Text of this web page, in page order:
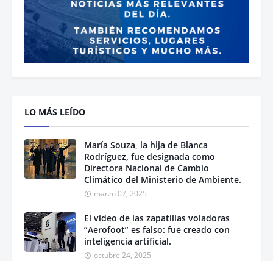
LO MÁS LEÍDO
María Souza, la hija de Blanca
Rodríguez, fue designada como
Directora Nacional de Cambio
Climático del Ministerio de Ambiente.
marzo 07, 2025
El video de las zapatillas voladoras
“Aerofoot” es falso: fue creado con
inteligencia artificial.
octubre 24, 2025